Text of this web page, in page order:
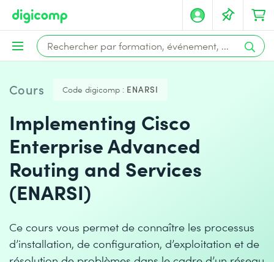
Cours Code digicomp : ENARSI
Implementing Cisco
Enterprise Advanced
Routing and Services
(ENARSI)
Ce cours vous permet de connaître les processus
d’installation, de configuration, d’exploitation et de